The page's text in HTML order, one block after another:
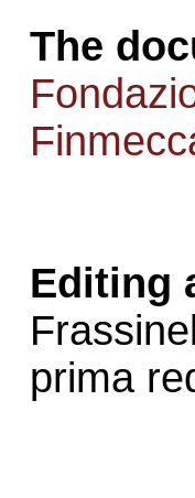
The
Editing
prima